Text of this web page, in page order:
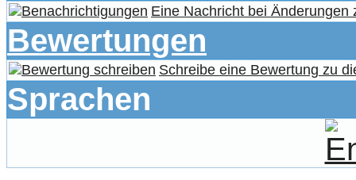
Eine Nachricht bei Änderungen
Bewertungen
Schreibe eine Bewertung zu
Sprachen